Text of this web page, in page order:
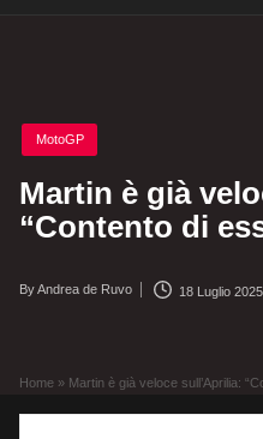
Posted
in
MotoGP
Martin è già
“Contento di
Posted
ByAndrea de Ruvo 18 Luglio 2025
Home » Martin è già veloce sull’Aprilia: